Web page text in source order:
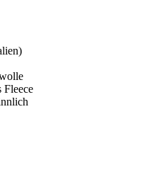
Fleece